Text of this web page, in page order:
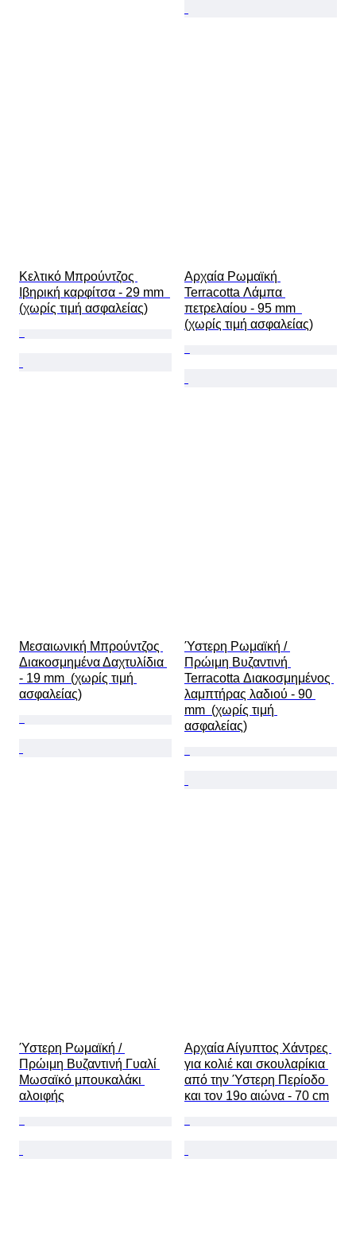
Κελτικό Μπρούντζος
Ιβηρική καρφίτσα - 29 mm
(χωρίς τιμή ασφαλείας)
Αρχαία Ρωμαϊκή
Terracotta Λάμπα
πετρελαίου - 95 mm
(χωρίς τιμή ασφαλείας)
Μεσαιωνική Μπρούντζος
Διακοσμημένα Δαχτυλίδια
- 19 mm  (χωρίς τιμή
ασφαλείας)
Ύστερη Ρωμαϊκή /
Πρώιμη Βυζαντινή
Terracotta Διακοσμημένος
λαμπτήρας λαδιού - 90
mm  (χωρίς τιμή
ασφαλείας)
Ύστερη Ρωμαϊκή /
Πρώιμη Βυζαντινή Γυαλί
Μωσαϊκό μπουκαλάκι
αλοιφής
Αρχαία Αίγυπτος Χάντρες
για κολιέ και σκουλαρίκια
από την Ύστερη Περίοδο
και τον 19ο αιώνα - 70 cm